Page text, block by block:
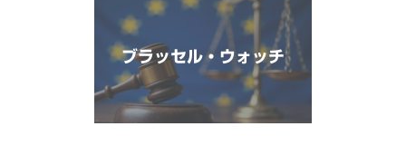
ブラッセル・ウォッチ